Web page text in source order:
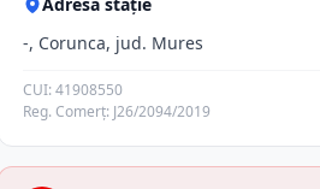
-, Corunca, jud. Mures
CUI: 41908550
Reg. Comerț: J26/2094/2019